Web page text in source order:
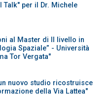
Talk" per il Dr. Michele
al Master di II livello in
Spaziale” - Università
Tor Vergata"
nuovo studio ricostruisce
della Via Lattea"